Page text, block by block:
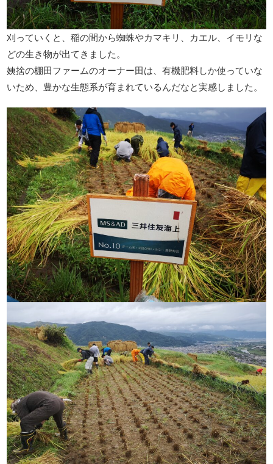
刈っていくと、稲の間から蜘蛛やカマキリ、カエル、イモリな
どの生き物が出てきました。
姨捨の棚田ファームのオーナー田は、有機肥料しか使っていな
いため、豊かな生態系が育まれているんだなと実感しました。